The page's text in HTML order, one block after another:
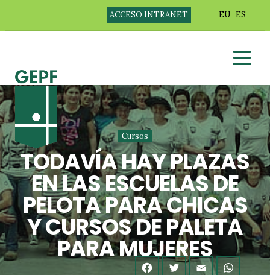
ACCESO INTRANET EU ES
Cursos
TODAVÍA HAY PLAZAS
EN LAS ESCUELAS DE
PELOTA PARA CHICAS
Y CURSOS DE PALETA
PARA MUJERES